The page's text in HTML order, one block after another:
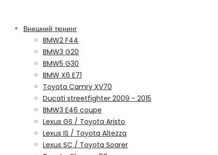
Внешний тюнинг
BMW2 F44
BMW3 G20
BMW5 G30
BMW X6 E71
Toyota Camry XV70
Ducati streetfighter 2009 - 2015
BMW3 E46 coupe
Lexus GS / Toyota Aristo
Lexus IS / Toyota Altezza
Lexus SC / Toyota Soarer